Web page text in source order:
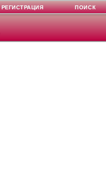
РЕГИСТРАЦИЯ ПОИСК